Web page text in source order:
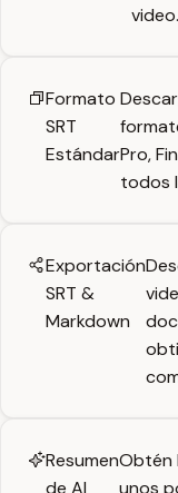
video.
Formato
SRT
EstándarPro,
todos
Exportación
SRT &
Markdown
Resumen
de AI
Obtén
unos